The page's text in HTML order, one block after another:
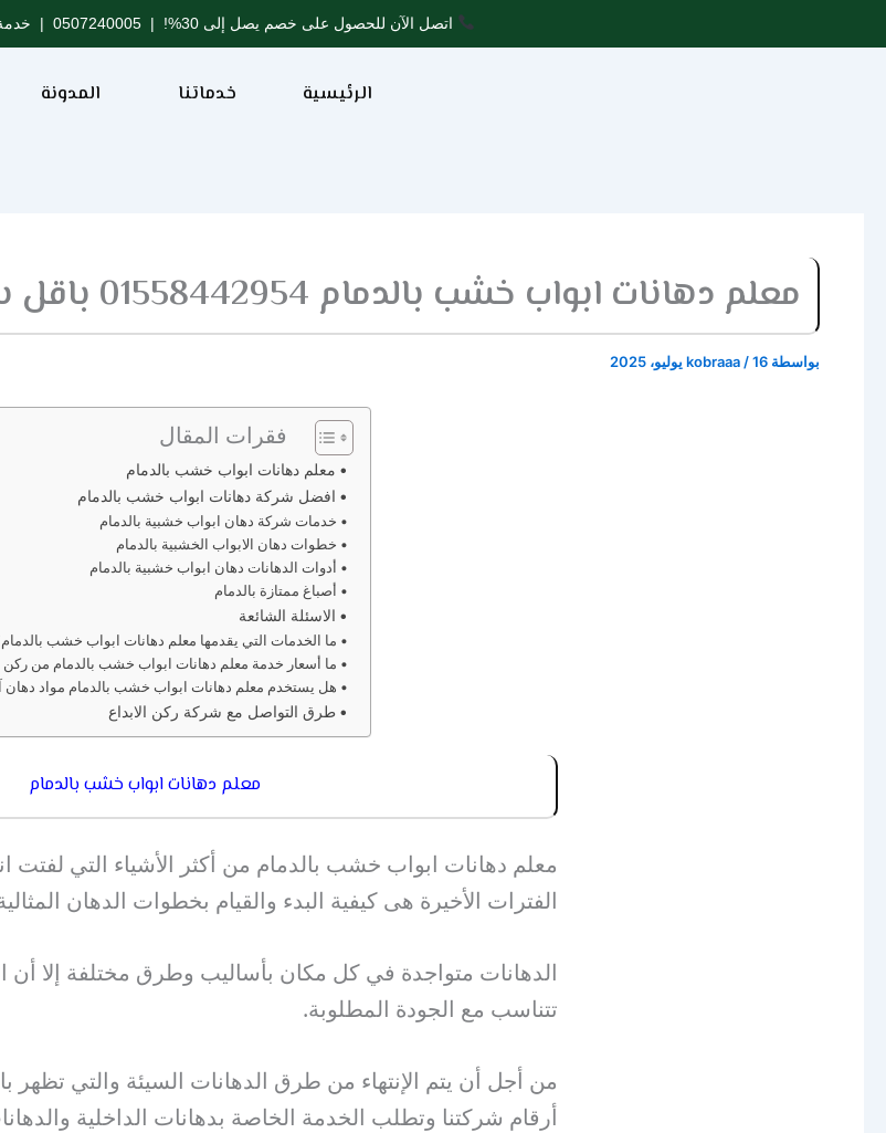
إلى
اتصل الآن للحصول على خصم يصل إلى 30%! | 0507240005 | خدمة 24/7 في جميع مدن
الرئيسية خدماتنا المدونة
معلم دهانات ابواب خشب بالدمام 01558442954 باقل سعر
بواسطة kobraaa /16 يوليو، 2025
فقرات المقال
معلم دهانات ابواب خشب بالدمام
افضل شركة دهانات ابواب خشب بالدمام
خدمات شركة دهان ابواب خشبية بالدمام
خطوات دهان الابواب الخشبية بالدمام
أدوات الدهانات دهان ابواب خشبية بالدمام
أصباغ ممتازة بالدمام
الاسئلة الشائعة
ما الخدمات التي يقدمها معلم دهانات ابواب خشب
ما أسعار خدمة معلم دهانات ابواب خشب بالدمام من ركن
هل يستخدم معلم دهانات ابواب خشب بالدمام مواد دهان
طرق التواصل مع شركة ركن الابداع
معلم دهانات ابواب خشب بالدمام
معلم دهانات ابواب خشب بالدمام من أكثر الأشياء التي لفتت
الفترات الأخيرة هى كيفية البدء والقيام بخطوات الدهان
الدهانات متواجدة في كل مكان بأساليب وطرق مختلفة إلا أن
تتناسب مع الجودة المطلوبة.
من أجل أن يتم الإنتهاء من طرق الدهانات السيئة والتي تظهر
أرقام شركتنا وتطلب الخدمة الخاصة بدهانات الداخلية